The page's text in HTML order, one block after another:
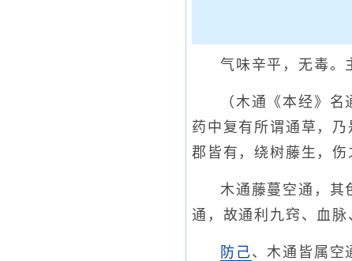
气味辛平，无毒。
（木通《本经》名
药中复有所谓通草，乃
郡皆有，绕树藤生，
木通藤蔓空通，其
通，故通利九窍、血
防己、木通皆属空